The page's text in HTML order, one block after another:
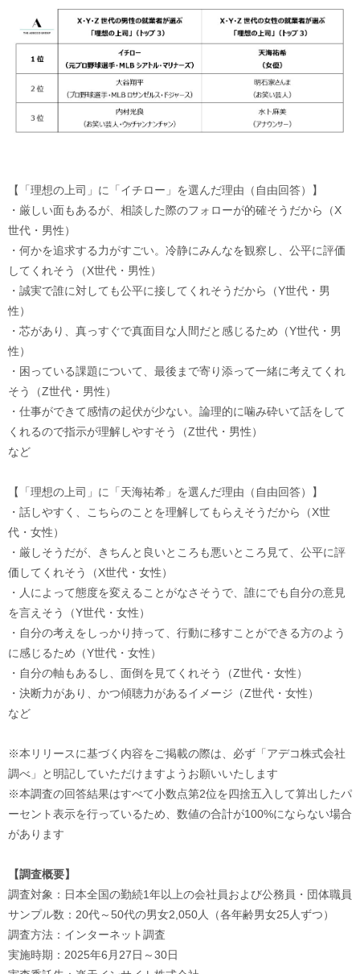
【「理想の上司」に「イチロー」を選んだ理由（自由回答）】
・厳しい面もあるが、相談した際のフォローが的確そうだから（X
世代・男性）
・何かを追求する力がすごい。冷静にみんなを観察し、公平に評価
してくれそう（X世代・男性）
・誠実で誰に対しても公平に接してくれそうだから（Y世代・男
性）
・芯があり、真っすぐで真面目な人間だと感じるため（Y世代・男
性）
・困っている課題について、最後まで寄り添って一緒に考えてくれ
そう（Z世代・男性）
・仕事ができて感情の起伏が少ない。論理的に噛み砕いて話をして
くれるので指示が理解しやすそう（Z世代・男性）
など
【「理想の上司」に「天海祐希」を選んだ理由（自由回答）】
・話しやすく、こちらのことを理解してもらえそうだから（X世
代・女性）
・厳しそうだが、きちんと良いところも悪いところ見て、公平に評
価してくれそう（X世代・女性）
・人によって態度を変えることがなさそうで、誰にでも自分の意見
を言えそう（Y世代・女性）
・自分の考えをしっかり持って、行動に移すことができる方のよう
に感じるため（Y世代・女性）
・自分の軸もあるし、面倒を見てくれそう（Z世代・女性）
・決断力があり、かつ傾聴力があるイメージ（Z世代・女性）
など
※本リリースに基づく内容をご掲載の際は、必ず「アデコ株式会社
調べ」と明記していただけますようお願いいたします
※本調査の回答結果はすべて小数点第2位を四捨五入して算出したパ
ーセント表示を行っているため、数値の合計が100%にならない場合
があります
【調査概要】
調査対象：日本全国の勤続1年以上の会社員および公務員・団体職員
サンプル数：20代～50代の男女2,050人（各年齢男女25人ずつ）
調査方法：インターネット調査
実施時期：2025年6月27日～30日